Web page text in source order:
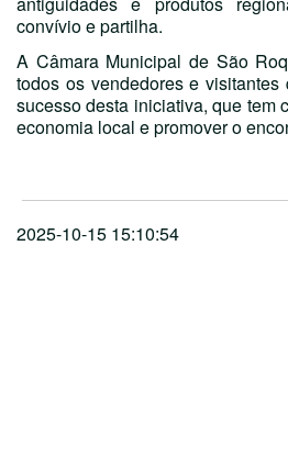
convívio e partilha.
A Câmara Municipal de São
todos os vendedores e
sucesso desta iniciativa, que tem
economia local e promover o
2025-10-15 15:10:54